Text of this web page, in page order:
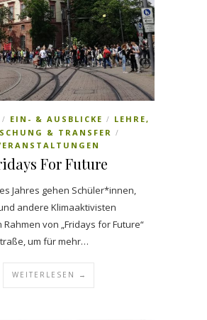
/ EIN- & AUSBLICKE /
LEHRE,
& TRANSFER /
For Future
Jahres gehen Schüler*innen,
andere Klimaaktivisten
Rahmen von „Fridays for Future“
um für mehr…
WEITERLESEN →